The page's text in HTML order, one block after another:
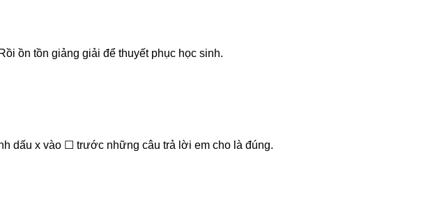
ồn tồn giảng giải để thuyết phục học sinh.
dấu x vào ☐ trước những câu trả lời em cho là đúng.